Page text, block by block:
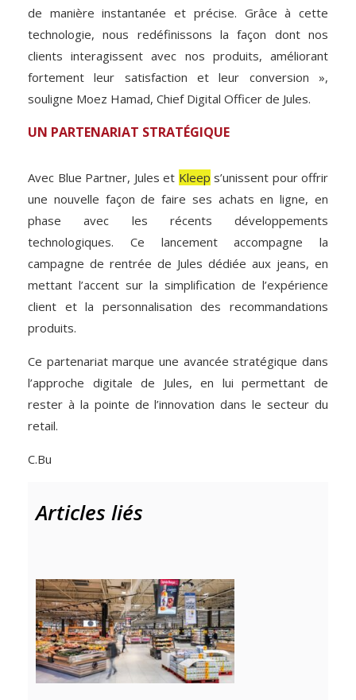
de manière instantanée et précise. Grâce à cette
technologie, nous redéfinissons la façon dont nos
clients interagissent avec nos produits, améliorant
fortement leur satisfaction et leur conversion »,
souligne Moez Hamad, Chief Digital Officer de Jules.
UN PARTENARIAT STRATÉGIQUE
Avec Blue Partner, Jules et Kleep s’unissent pour offrir
une nouvelle façon de faire ses achats en ligne, en
phase avec les récents développements
technologiques. Ce lancement accompagne la
campagne de rentrée de Jules dédiée aux jeans, en
mettant l’accent sur la simplification de l’expérience
client et la personnalisation des recommandations
produits.
Ce partenariat marque une avancée stratégique dans
l’approche digitale de Jules, en lui permettant de
rester à la pointe de l’innovation dans le secteur du
retail.
C.Bu
Articles liés